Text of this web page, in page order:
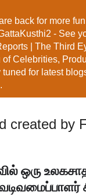
back for more
- See
| The Third
Celebrities,
for latest
created by
ஒரு